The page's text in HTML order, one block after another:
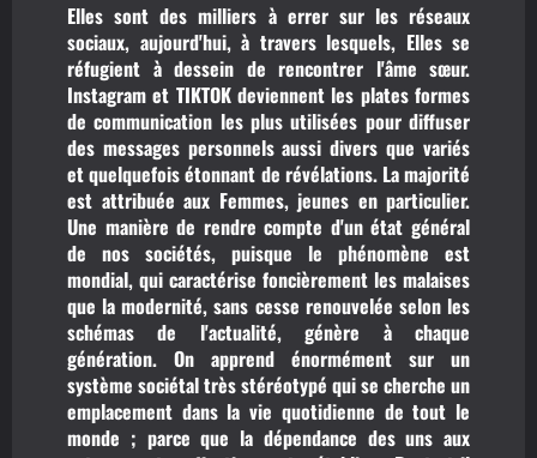
Elles sont des milliers à errer sur les réseaux
sociaux, aujourd'hui, à travers lesquels, Elles se
réfugient à dessein de rencontrer l'âme sœur.
Instagram et TIKTOK deviennent les plates formes
de communication les plus utilisées pour diffuser
des messages personnels aussi divers que variés
et quelquefois étonnant de révélations. La majorité
est attribuée aux Femmes, jeunes en particulier.
Une manière de rendre compte d'un état général
de nos sociétés, puisque le phénomène est
mondial, qui caractérise foncièrement les malaises
que la modernité, sans cesse renouvelée selon les
schémas de l'actualité, génère à chaque
génération. On apprend énormément sur un
système sociétal très stéréotypé qui se cherche un
emplacement dans la vie quotidienne de tout le
monde ; parce que la dépendance des uns aux